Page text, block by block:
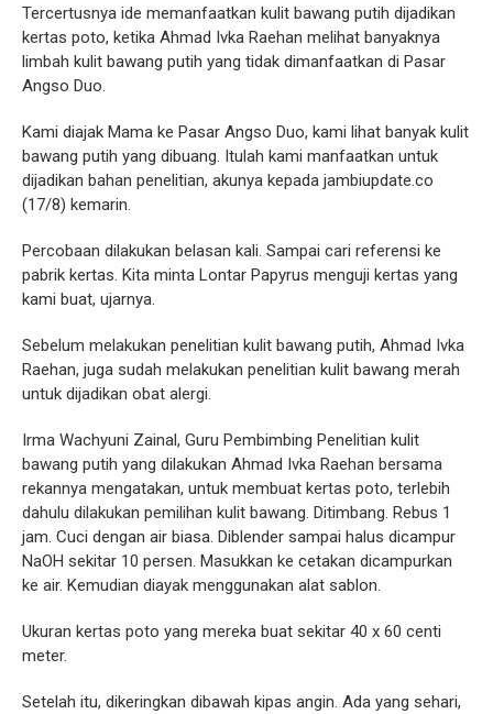
Tercertusnya ide memanfaatkan kulit bawang putih dijadikan
kertas poto, ketika Ahmad Ivka Raehan melihat banyaknya
limbah kulit bawang putih yang tidak dimanfaatkan di Pasar
Angso Duo.
Kami diajak Mama ke Pasar Angso Duo, kami lihat banyak kulit
bawang putih yang dibuang. Itulah kami manfaatkan untuk
dijadikan bahan penelitian, akunya kepada jambiupdate.co
(17/8) kemarin.
Percobaan dilakukan belasan kali. Sampai cari referensi ke
pabrik kertas. Kita minta Lontar Papyrus menguji kertas yang
kami buat, ujarnya.
Sebelum melakukan penelitian kulit bawang putih, Ahmad Ivka
Raehan, juga sudah melakukan penelitian kulit bawang merah
untuk dijadikan obat alergi.
Irma Wachyuni Zainal, Guru Pembimbing Penelitian kulit
bawang putih yang dilakukan Ahmad Ivka Raehan bersama
rekannya mengatakan, untuk membuat kertas poto, terlebih
dahulu dilakukan pemilihan kulit bawang. Ditimbang. Rebus 1
jam. Cuci dengan air biasa. Diblender sampai halus dicampur
NaOH sekitar 10 persen. Masukkan ke cetakan dicampurkan
ke air. Kemudian diayak menggunakan alat sablon.
Ukuran kertas poto yang mereka buat sekitar 40 x 60 centi
meter.
Setelah itu, dikeringkan dibawah kipas angin. Ada yang sehari,